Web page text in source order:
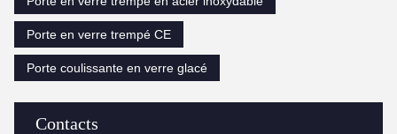
Contacts
Porte en verre trempé CE
Porte coulissante en verre glacé